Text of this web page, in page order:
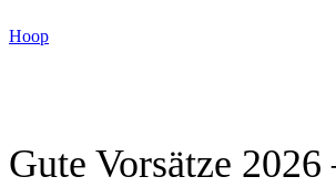
to
Hoop
Gute Vorsätze 2026